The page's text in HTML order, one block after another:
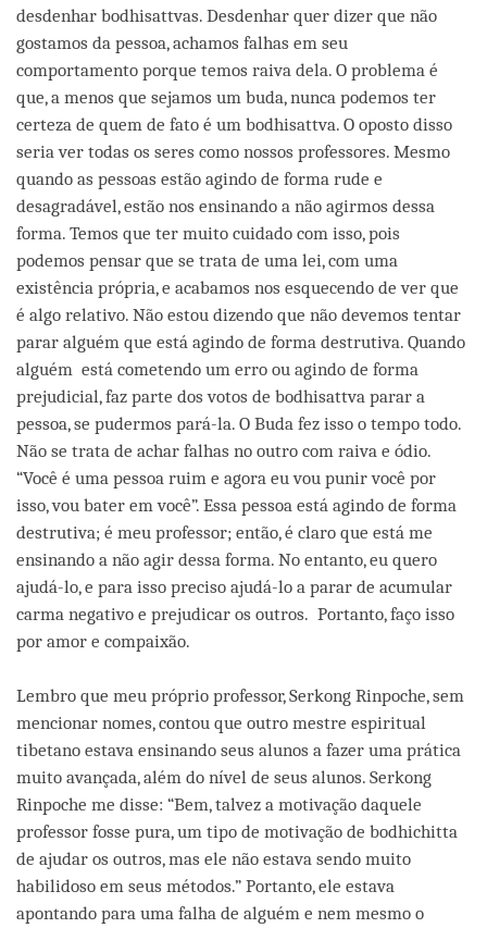
desdenhar bodhisattvas. Desdenhar quer dizer que não
gostamos da pessoa, achamos falhas em seu
comportamento porque temos raiva dela. O problema é
que, a menos que sejamos um buda, nunca podemos ter
certeza de quem de fato é um bodhisattva. O oposto disso
seria ver todas os seres como nossos professores. Mesmo
quando as pessoas estão agindo de forma rude e
desagradável, estão nos ensinando a não agirmos dessa
forma. Temos que ter muito cuidado com isso, pois
podemos pensar que se trata de uma lei, com uma
existência própria, e acabamos nos esquecendo de ver que
é algo relativo. Não estou dizendo que não devemos tentar
parar alguém que está agindo de forma destrutiva. Quando
alguém está cometendo um erro ou agindo de forma
prejudicial, faz parte dos votos de bodhisattva parar a
pessoa, se pudermos pará-la. O Buda fez isso o tempo todo.
Não se trata de achar falhas no outro com raiva e ódio.
“Você é uma pessoa ruim e agora eu vou punir você por
isso, vou bater em você”. Essa pessoa está agindo de forma
destrutiva; é meu professor; então, é claro que está me
ensinando a não agir dessa forma. No entanto, eu quero
ajudá-lo, e para isso preciso ajudá-lo a parar de acumular
carma negativo e prejudicar os outros. Portanto, faço isso
por amor e compaixão.
Lembro que meu próprio professor, Serkong Rinpoche, sem
mencionar nomes, contou que outro mestre espiritual
tibetano estava ensinando seus alunos a fazer uma prática
muito avançada, além do nível de seus alunos. Serkong
Rinpoche me disse: “Bem, talvez a motivação daquele
professor fosse pura, um tipo de motivação de bodhichitta
de ajudar os outros, mas ele não estava sendo muito
habilidoso em seus métodos.” Portanto, ele estava
apontando para uma falha de alguém e nem mesmo o